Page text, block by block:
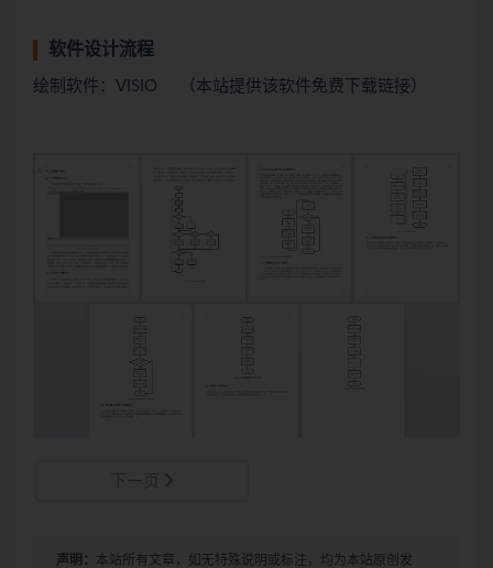
软件设计流程
绘制软件：VISIO （本站提供该软件免费下载链接）
声明： 本站所有文章，如无特殊说明或标注，均为本站原创发